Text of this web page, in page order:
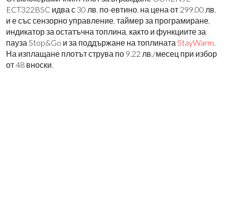
ECT322BSC идва с 30 лв. по-евтино, на цена от 299.00 лв.
и е със сензорно управление, таймер за програмиране,
индикатор за остатъчна топлина, както и функциите за
пауза Stop&Go и за поддържане на топлината StayWarm
На изплащане плотът струва по 9.22 лв./месец при избор
от48 вноски.